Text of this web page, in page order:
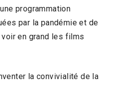
programmation
par la pandémie et de
voir en grand les films
la convivialité de la